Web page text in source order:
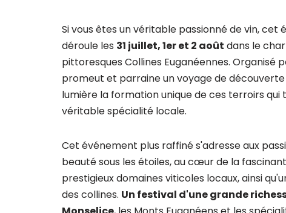
Si vous êtes un véritable passionné de vin,
déroule les 31 juillet, 1er et 2 août dans le
pittoresques Collines Euganéennes. Organisé
promeut et parraine un voyage de
lumière la formation unique de ces terroirs
véritable spécialité locale.
Cet événement plus raffiné s'adresse aux
beauté sous les étoiles, au cœur de la
prestigieux domaines viticoles locaux, ainsi
des collines. Un festival d'une grande